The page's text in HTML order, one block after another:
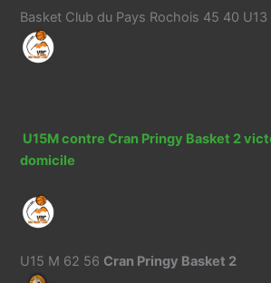
Basket Club du Pays Rochois 45 40 U13
U15M contre Cran Pringy Basket 2
domicile
U15 M 62 56 Cran Pringy Basket 2